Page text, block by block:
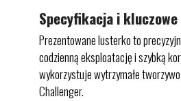
Specyfikacja i
Prezentowane lusterko to
codzienną eksploatację i szybką
wykorzystuje wytrzymałe
Challenger.